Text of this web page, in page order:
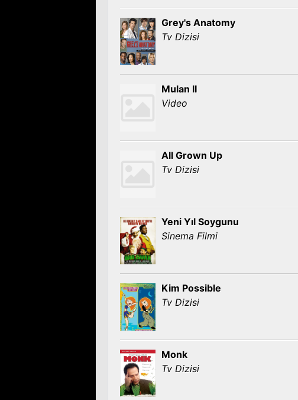
Grey's Anatomy
Tv Dizisi
Mulan II
Video
All Grown Up
Tv Dizisi
Yeni Yıl Soygunu
Sinema Filmi
Kim Possible
Tv Dizisi
Monk
Tv Dizisi